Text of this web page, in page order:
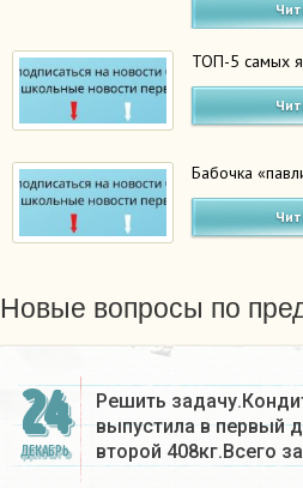
ТОП-5 самых
Бабочка
Новые вопросы по
24
ДЕКАБРЬ
Решить
выпустила в первый
второй 408кг.Всего